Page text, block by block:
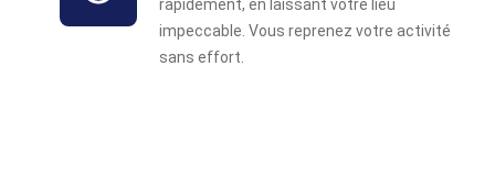
rapidement, en laissant votre lieu
impeccable. Vous reprenez votre activité
sans effort.